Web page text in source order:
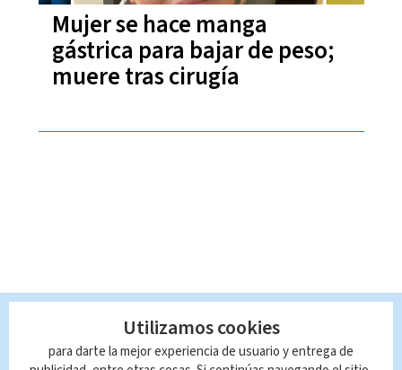
Mujer se hace manga
gástrica para bajar de peso;
muere tras cirugía
Utilizamos cookies
para darte la mejor experiencia de usuario y entrega de